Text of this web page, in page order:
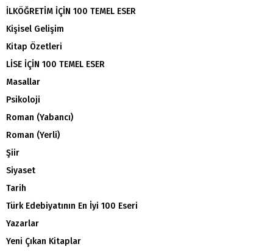
İLKÖĞRETİM İÇİN 100 TEMEL ESER
Kişisel Gelişim
Kitap Özetleri
LİSE İÇİN 100 TEMEL ESER
Masallar
Psikoloji
Roman (Yabancı)
Roman (Yerli)
Şiir
Siyaset
Tarih
Türk Edebiyatının En İyi 100 Eseri
Yazarlar
Yeni Çıkan Kitaplar